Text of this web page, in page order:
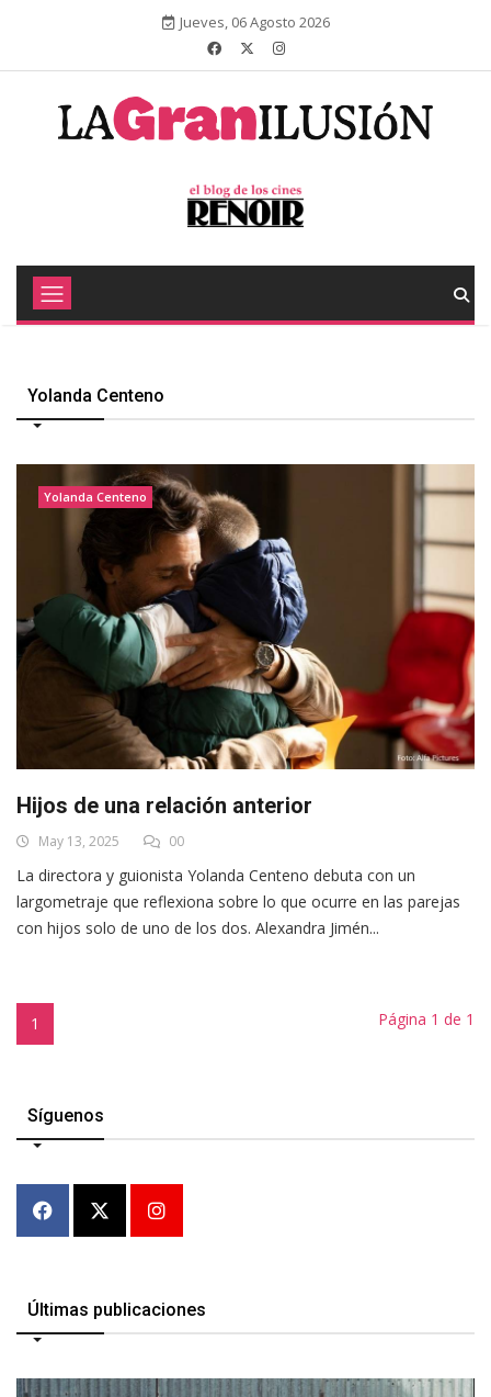
Jueves, 06 Agosto 2026
Yolanda Centeno
Yolanda Centeno
Hijos de una relación anterior
May 13, 2025 00
La directora y guionista Yolanda Centeno debuta con un
largometraje que reflexiona sobre lo que ocurre en las parejas
con hijos solo de uno de los dos. Alexandra Jimén...
1 Página 1 de 1
Síguenos
Últimas publicaciones